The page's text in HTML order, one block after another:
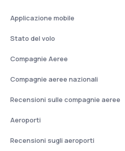
Applicazione mobile
Stato del volo
Compagnie Aeree
Compagnie aeree nazionali
Recensioni sulle compagnie aeree
Aeroporti
Recensioni sugli aeroporti